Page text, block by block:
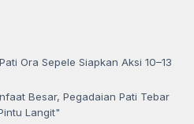
Ora Sepele Siapkan Aksi 10–13
Besar, Pegadaian Pati Tebar
Langit"